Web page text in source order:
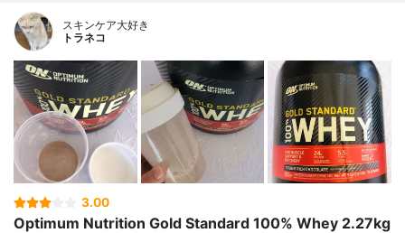
スキンケア大好き
トラネコ
3.00
Optimum Nutrition Gold Standard 100% Whey 2.27kg